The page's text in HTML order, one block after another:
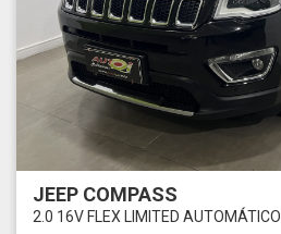
JEEP COMPASS
2.0 16V FLEX LIMITED AUTOMÁTICO